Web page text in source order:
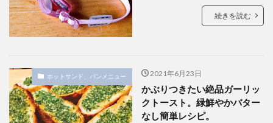
続きを読む
ホットサンド、パンメニュー 2021年6月23日
かぶりつきたい絶品ガーリッ
クトースト。緑鮮やかバター
なし簡単レシピ。